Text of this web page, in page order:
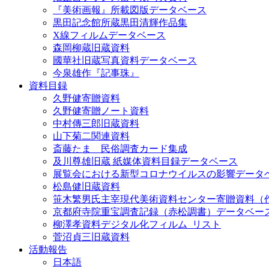
『美術画報』所載図版データベース
黒田記念館所蔵黒田清輝作品集
X線フィルムデータベース
森岡柳蔵旧蔵資料
國華社旧蔵写真資料データベース
今泉雄作『記事珠』
資料目録
久野健寄贈資料
久野健寄贈ノート資料
中村傳三郎旧蔵資料
山下菊二関連資料
斎藤たま 民俗調査カード集成
及川尊雄旧蔵 紙媒体資料目録データベース
展覧会における新型コロナウイルスの影響データ
松島健旧蔵資料
笹木繁男氏主宰現代美術資料センター寄贈資料（
京都府寺院重宝調査記録（赤松調書）データベー
柳澤孝資料デジタル化フィルム_リスト
菅沼貞三旧蔵資料
活動報告
日本語